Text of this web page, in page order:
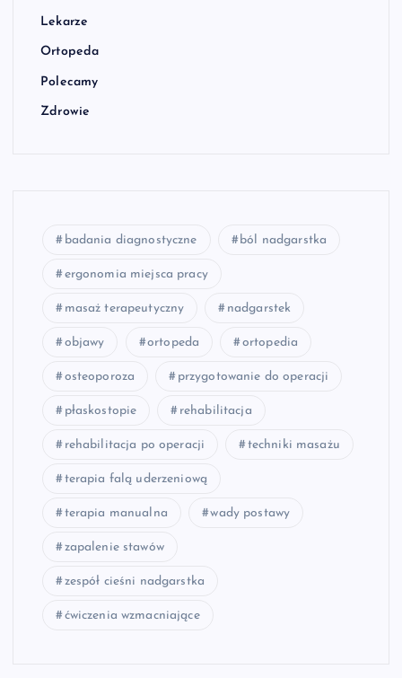
Lekarze
Ortopeda
Polecamy
Zdrowie
badania diagnostyczne ból nadgarstka
ergonomia miejsca pracy
masaż terapeutyczny nadgarstek
objawy ortopeda ortopedia
osteoporoza przygotowanie do operacji
płaskostopie rehabilitacja
rehabilitacja po operacji techniki masażu
terapia falą uderzeniową
terapia manualna wady postawy
zapalenie stawów
zespół cieśni nadgarstka
ćwiczenia wzmacniające